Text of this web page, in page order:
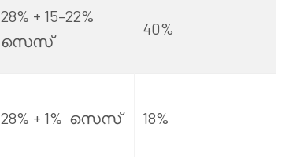
28% + 15–22%
സെസ്
40%
28% + 1% സെസ് 18%